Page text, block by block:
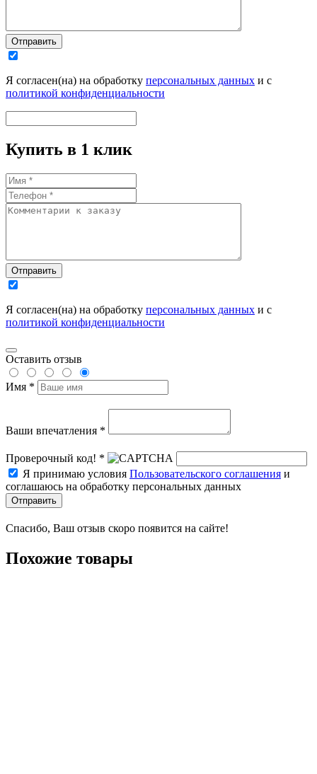
Отправить
Я согласен(на) на обработку персональных данных и с
политикой конфиденциальности
Купить в 1 клик
Отправить
Я согласен(на) на обработку персональных данных и с
политикой конфиденциальности
Оставить отзыв
Имя *
Ваши впечатления *
Проверочный код! *
Я принимаю условия Пользовательского соглашения и
соглашаюсь на обработку персональных данных
Отправить
Спасибо, Ваш отзыв скоро появится на сайте!
Похожие товары